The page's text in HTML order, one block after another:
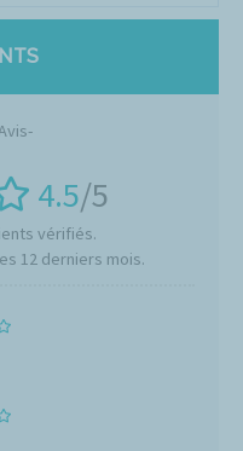
4.5/5
vérifiés.
12 derniers mois.